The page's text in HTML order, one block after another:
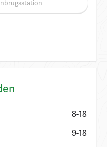
8-18
9-18